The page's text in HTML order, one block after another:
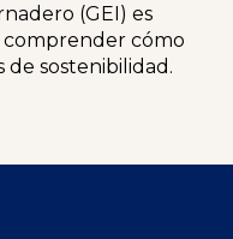
(GEI) es
cómo
de sostenibilidad.